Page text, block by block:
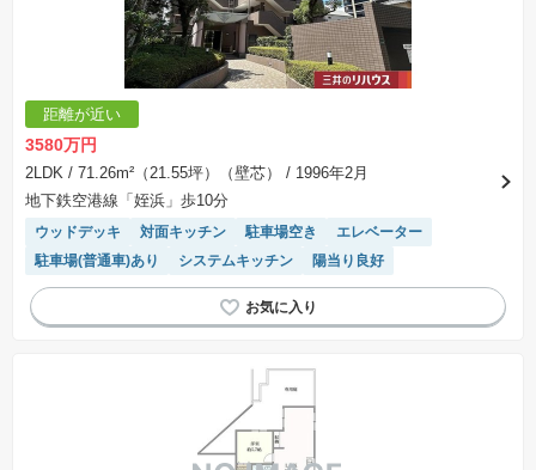
距離が近い
3580万円
2LDK / 71.26m²（21.55坪）（壁芯）
/ 1996年2月
地下鉄空港線「姪浜」歩10分
ウッドデッキ 対面キッチン 駐車場空き
エレベーター
駐車場(普通車)あり
システムキッチン 陽当り良好